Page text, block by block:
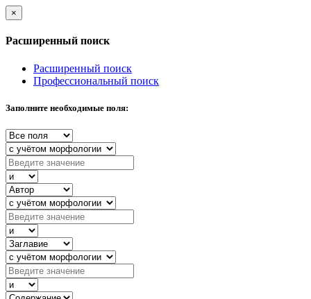
×
Расширенный поиск
Расширенный поиск
Профессиональный поиск
Заполните необходимые поля: